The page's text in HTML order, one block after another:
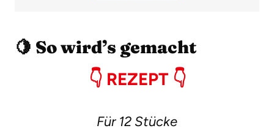
🍋 So wird’s gemacht
👇 REZEPT 👇
Für 12 Stücke